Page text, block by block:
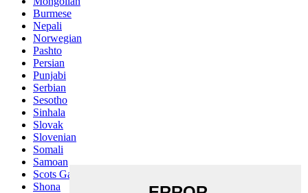
Burmese
Nepali
Norwegian
Pashto
Persian
Punjabi
Serbian
Sesotho
Sinhala
Slovak
Slovenian
Somali
Samoan
Scots Gaelic
Shona